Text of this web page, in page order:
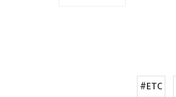
#ETC